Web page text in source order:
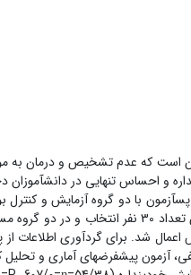
است که عدم تشخیص و درمان
احساس تنهایی در دانش‏آموزان
با دو گروه آزمایش و کنترل